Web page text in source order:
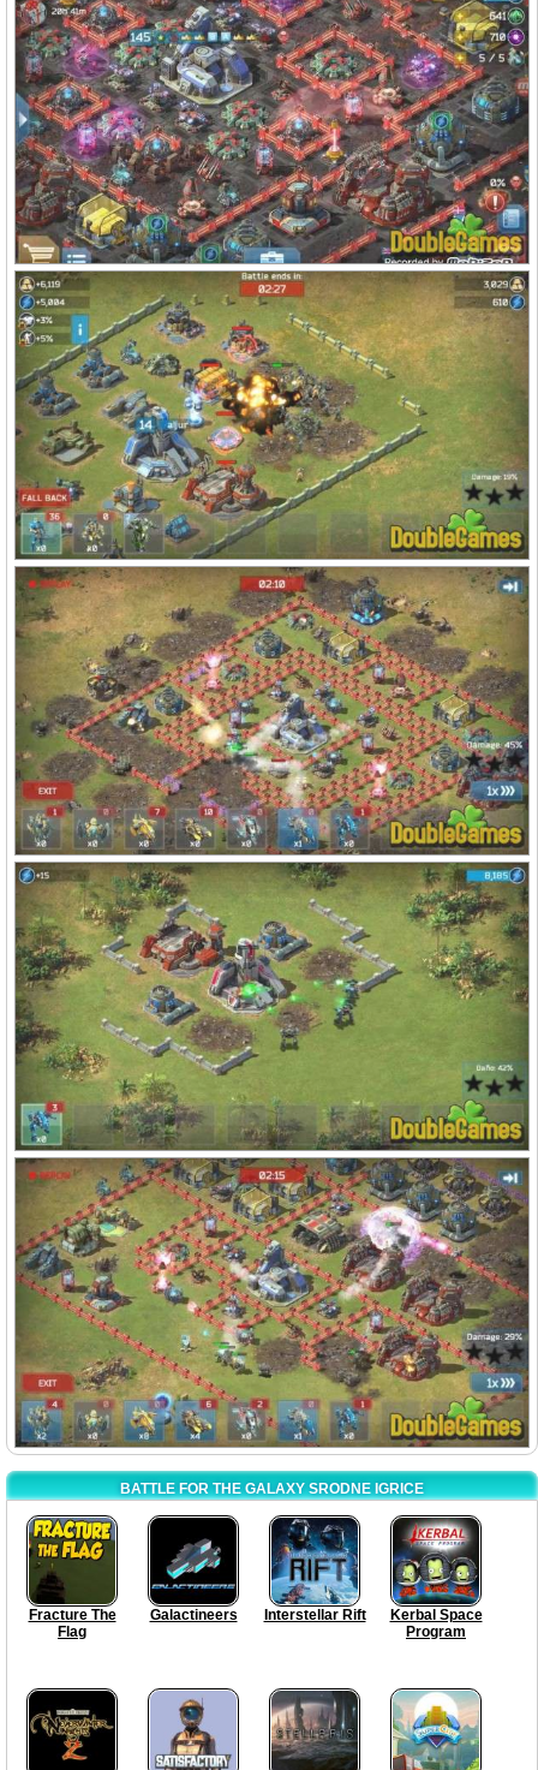
BATTLE FOR THE GALAXY SRODNE IGRICE
Fracture The
Flag
Galactineers Interstellar Rift
Kerbal Space
Program